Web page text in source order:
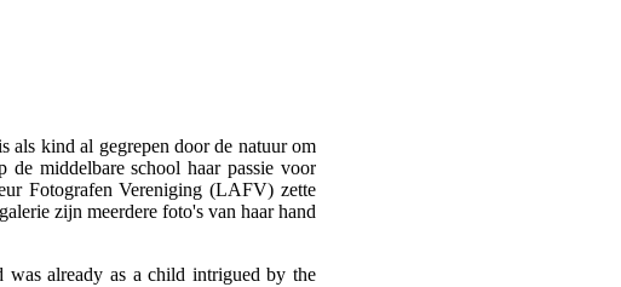
als kind al gegrepen door de natuur om
middelbare school haar passie voor
Fotografen Vereniging (LAFV) zette
zijn meerdere foto's van haar hand
already as a child intrigued by the